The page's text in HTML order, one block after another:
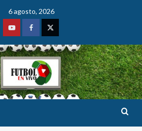
6 agosto, 2026
YoutubeFacebookTwitter